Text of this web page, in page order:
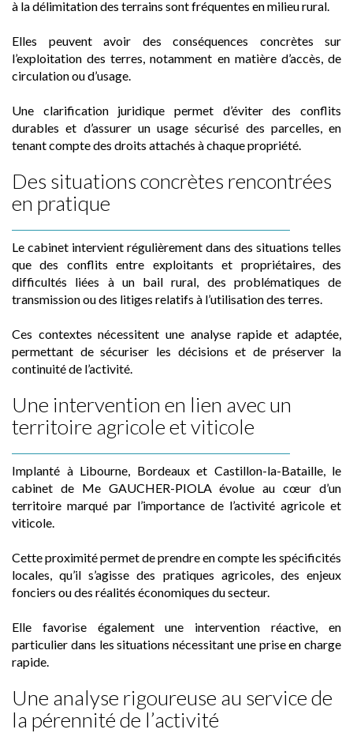
à la délimitation des terrains sont fréquentes en milieu rural.
Elles peuvent avoir des conséquences concrètes sur
l’exploitation des terres, notamment en matière d’accès, de
circulation ou d’usage.
Une clarification juridique permet d’éviter des conflits
durables et d’assurer un usage sécurisé des parcelles, en
tenant compte des droits attachés à chaque propriété.
Des situations concrètes rencontrées
en pratique
Le cabinet intervient régulièrement dans des situations telles
que des conflits entre exploitants et propriétaires, des
difficultés liées à un bail rural, des problématiques de
transmission ou des litiges relatifs à l’utilisation des terres.
Ces contextes nécessitent une analyse rapide et adaptée,
permettant de sécuriser les décisions et de préserver la
continuité de l’activité.
Une intervention en lien avec un
territoire agricole et viticole
Implanté à Libourne, Bordeaux et Castillon-la-Bataille, le
cabinet de Me GAUCHER-PIOLA évolue au cœur d’un
territoire marqué par l’importance de l’activité agricole et
viticole.
Cette proximité permet de prendre en compte les spécificités
locales, qu’il s’agisse des pratiques agricoles, des enjeux
fonciers ou des réalités économiques du secteur.
Elle favorise également une intervention réactive, en
particulier dans les situations nécessitant une prise en charge
rapide.
Une analyse rigoureuse au service de
la pérennité de l’activité